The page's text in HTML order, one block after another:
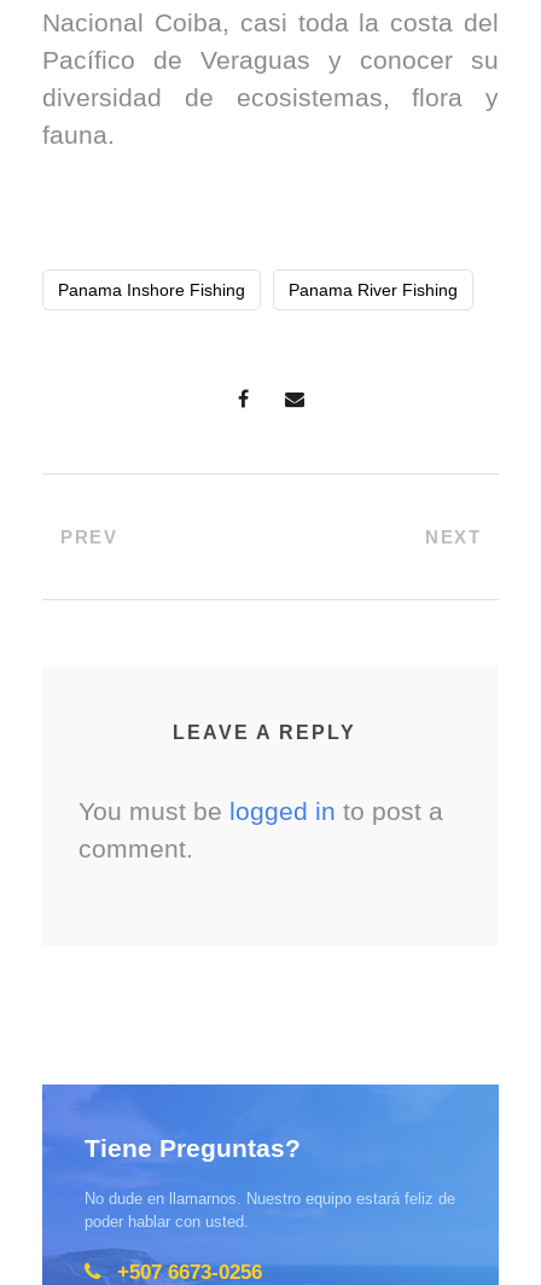
Nacional Coiba, casi toda la costa del
Pacífico de Veraguas y conocer su
diversidad de ecosistemas, flora y
fauna.
Panama Inshore Fishing Panama River Fishing
PREV NEXT
LEAVE A REPLY
You must be logged in to post a
comment.
Tiene Preguntas?
No dude en llamarnos. Nuestro equipo estará feliz de
poder hablar con usted.
+507 6673-0256